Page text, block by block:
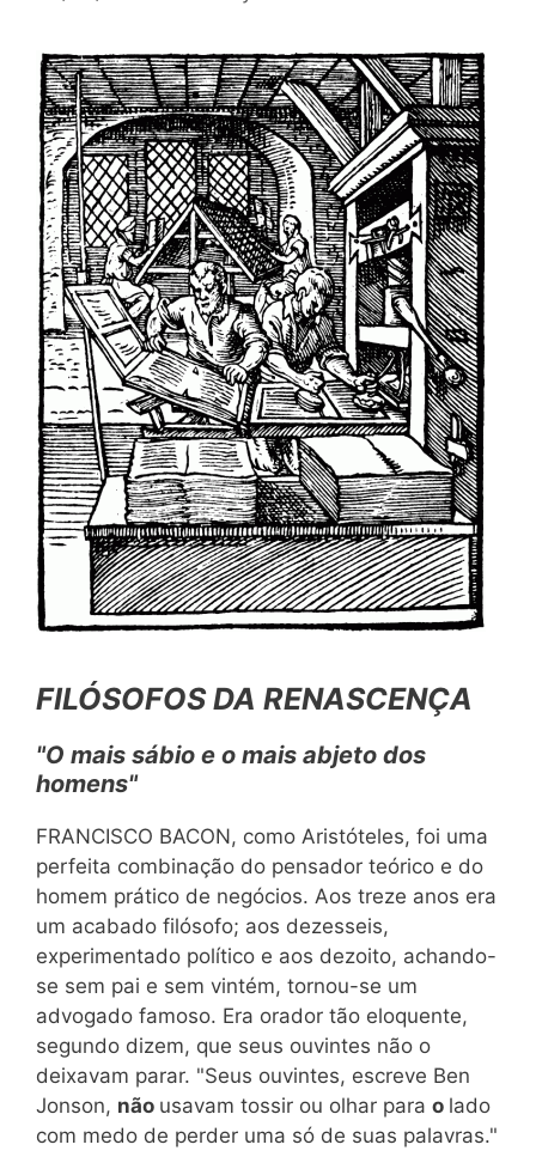
FILÓSOFOS DA RENASCENÇA
"O mais sábio e o mais abjeto dos
homens"
FRANCISCO BACON, como Aristóteles, foi uma
perfeita combinação do pensador teórico e do
homem prático de negócios. Aos treze anos era
um acabado filósofo; aos dezesseis,
experimentado político e aos dezoito, achando-
se sem pai e sem vintém, tornou-se um
advogado famoso. Era orador tão eloquente,
segundo dizem, que seus ouvintes não o
deixavam parar. "Seus ouvintes, escreve Ben
Jonson, não usavam tossir ou olhar para o lado
com medo de perder uma só de suas palavras."